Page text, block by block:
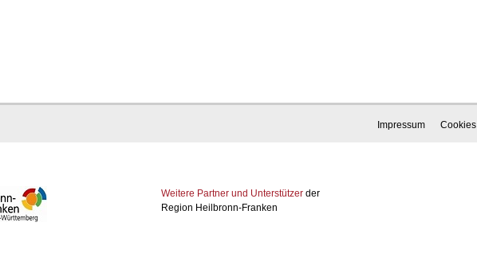
Impressum Cookies
Weitere Partner und Unterstützerder
Region Heilbronn-Franken